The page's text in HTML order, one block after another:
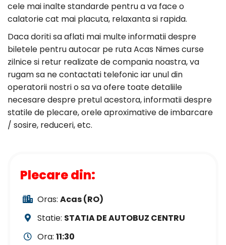
cele mai inalte standarde pentru a va face o
calatorie cat mai placuta, relaxanta si rapida.
Daca doriti sa aflati mai multe informatii despre
biletele pentru autocar pe ruta Acas Nimes curse
zilnice si retur realizate de compania noastra, va
rugam sa ne contactati telefonic iar unul din
operatorii nostri o sa va ofere toate detaliile
necesare despre pretul acestora, informatii despre
statile de plecare, orele aproximative de imbarcare
/ sosire, reduceri, etc.
Plecare din:
Oras: Acas (RO)
Statie: STATIA DE AUTOBUZ CENTRU
Ora: 11:30